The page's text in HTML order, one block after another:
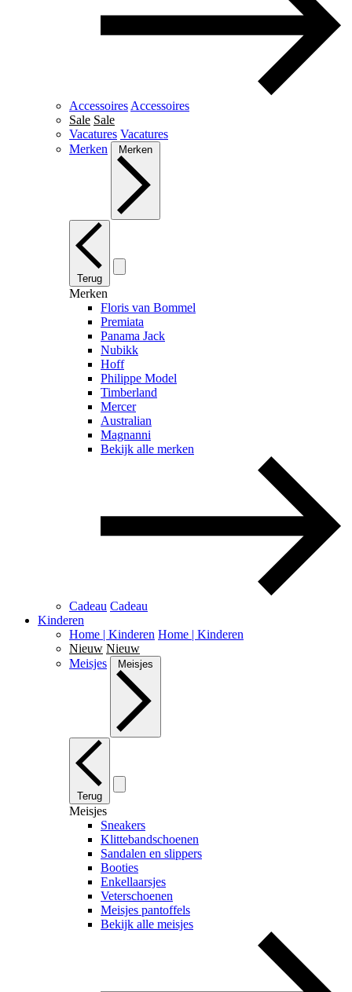
Accessoires Accessoires
Sale Sale
Vacatures Vacatures
Merken
Merken
Terug
Merken
Floris van Bommel
Premiata
Panama Jack
Nubikk
Hoff
Philippe Model
Timberland
Mercer
Australian
Magnanni
Bekijk alle merken
Cadeau Cadeau
Kinderen
Home | Kinderen Home | Kinderen
Nieuw Nieuw
Meisjes
Meisjes
Terug
Meisjes
Sneakers
Klittebandschoenen
Sandalen en slippers
Booties
Enkellaarsjes
Veterschoenen
Meisjes pantoffels
Bekijk alle meisjes